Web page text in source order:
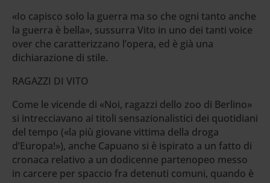
«Io capisco solo la guerra ma so che ogni tanto anche
la guerra è bella», sussurra Vito in uno dei tanti voice
over che caratterizzano l’opera, ed è già una
dichiarazione di stile.
RAGAZZI DI VITO
Come le vicende di «Noi, ragazzi dello zoo di Berlino»
si intrecciavano ai titoli sensazionalistici dei quotidiani
del tempo («la più giovane vittima della droga
d’Europa!»), anche Capuano si è ispirato a un fatto di
cronaca relativo a un dodicenne partenopeo messo
in carcere per spaccio fra detenuti comuni, quando è